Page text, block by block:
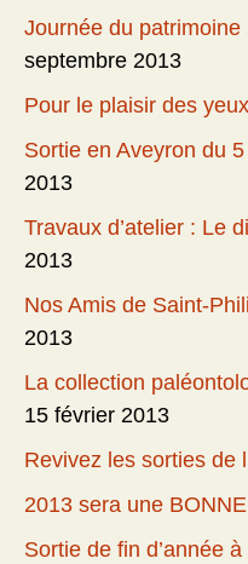
Journée du
septembre 2013
Pour le plaisir des yeux
Sortie en Aveyron du
2013
Travaux d’atelier : Le
2013
Nos Amis de Saint-
2013
La collection
15 février 2013
Revivez les sorties de
2013 sera une
Sortie de fin d’année